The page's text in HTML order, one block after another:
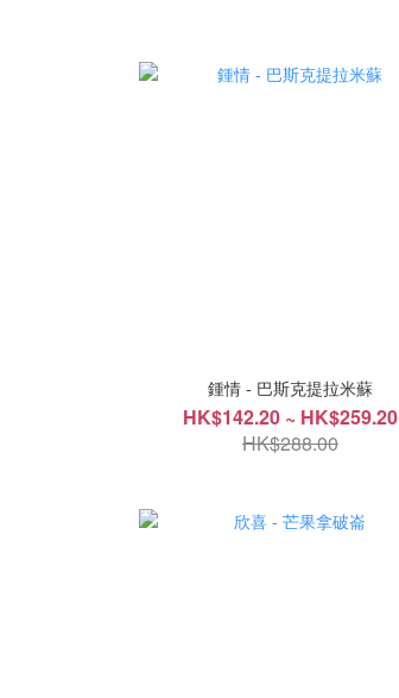
鍾情 - 巴斯克提拉米蘇
HK$142.20 ~ HK$259.20
HK$288.00